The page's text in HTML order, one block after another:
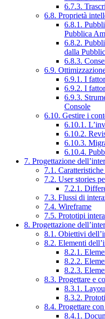
6.7.3.
6.8. Proprietà
6.8.1.
Pubblica
6.8.2.
dalla
6.8.3.
6.9.
6.9.1. I
6.9.2. I
6.9.3.
Console
6.10. Gestire i
6.10.1.
6.10.2.
6.10.3.
6.10.4.
7. Progettazione
7.1.
7.2. User stories
7.2.1.
7.3. Flussi di
7.4. Wireframe
7.5. Prototipi
8. Progettazione
8.1. Obiettivi
8.2. Elementi
8.2.1.
8.2.2.
8.2.3.
8.3. Progettare e
8.3.1.
8.3.2.
8.4. Progettare
8.4.1.